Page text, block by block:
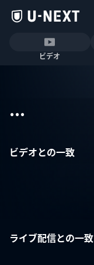
ビデオ
...
ビデオとの一致
ライブ配信との一致